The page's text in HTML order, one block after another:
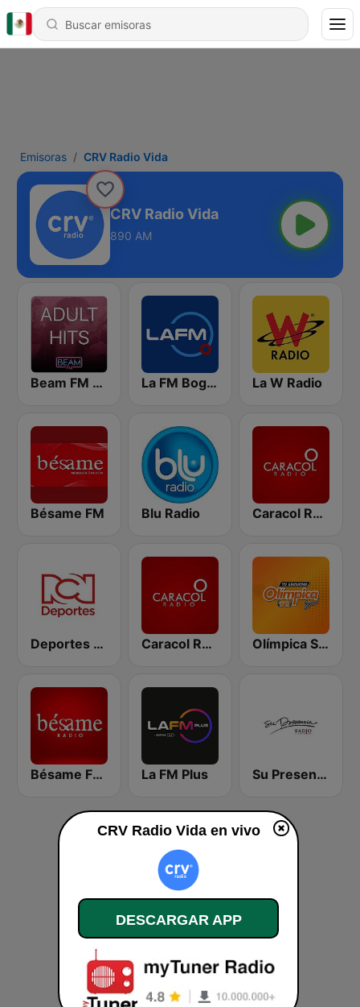
Emisoras CRV Radio Vida
CRV Radio Vida
890 AM
Beam FM - Adult Hits La FM Bogotá La W Radio
Bésame FM Blu Radio Caracol Radio
Deportes RCN Caracol Radio Medellín Olímpica Stereo - Medellín 104.9 FM
Bésame FM Bogotá La FM Plus Su Presencia
CRV Radio Vida en vivo
DESCARGAR APP